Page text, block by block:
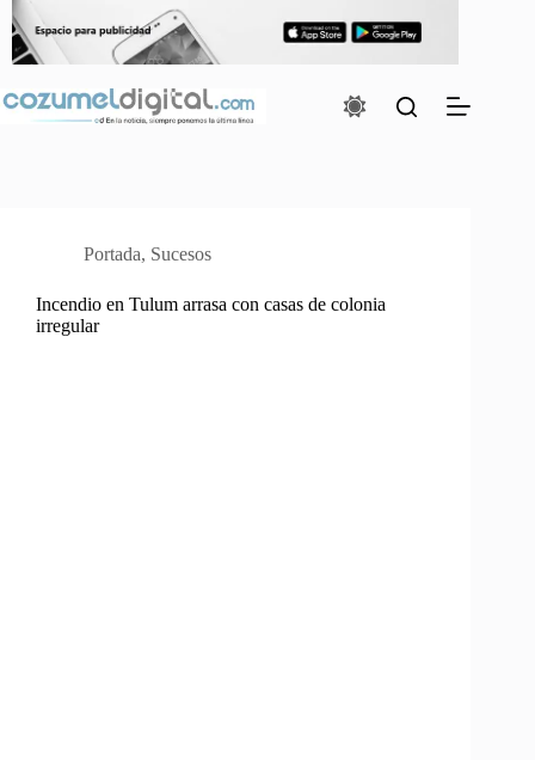
contenido
Portada, Sucesos
Incendio en Tulum arrasa con casas de colonia
irregular